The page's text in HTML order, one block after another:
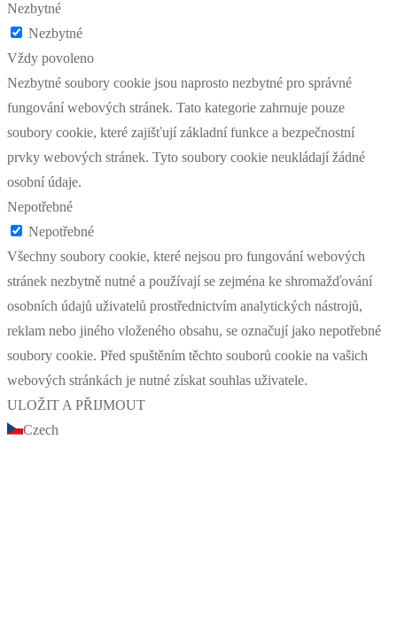
Nezbytné
Nezbytné
Vždy povoleno
Nezbytné soubory cookie jsou naprosto nezbytné pro správné
fungování webových stránek. Tato kategorie zahrnuje pouze
soubory cookie, které zajišťují základní funkce a bezpečnostní
prvky webových stránek. Tyto soubory cookie neukládají žádné
osobní údaje.
Nepotřebné
Nepotřebné
Všechny soubory cookie, které nejsou pro fungování webových
stránek nezbytně nutné a používají se zejména ke shromažďování
osobních údajů uživatelů prostřednictvím analytických nástrojů,
reklam nebo jiného vloženého obsahu, se označují jako nepotřebné
soubory cookie. Před spuštěním těchto souborů cookie na vašich
webových stránkách je nutné získat souhlas uživatele.
ULOŽIT A PŘIJMOUT
Czech